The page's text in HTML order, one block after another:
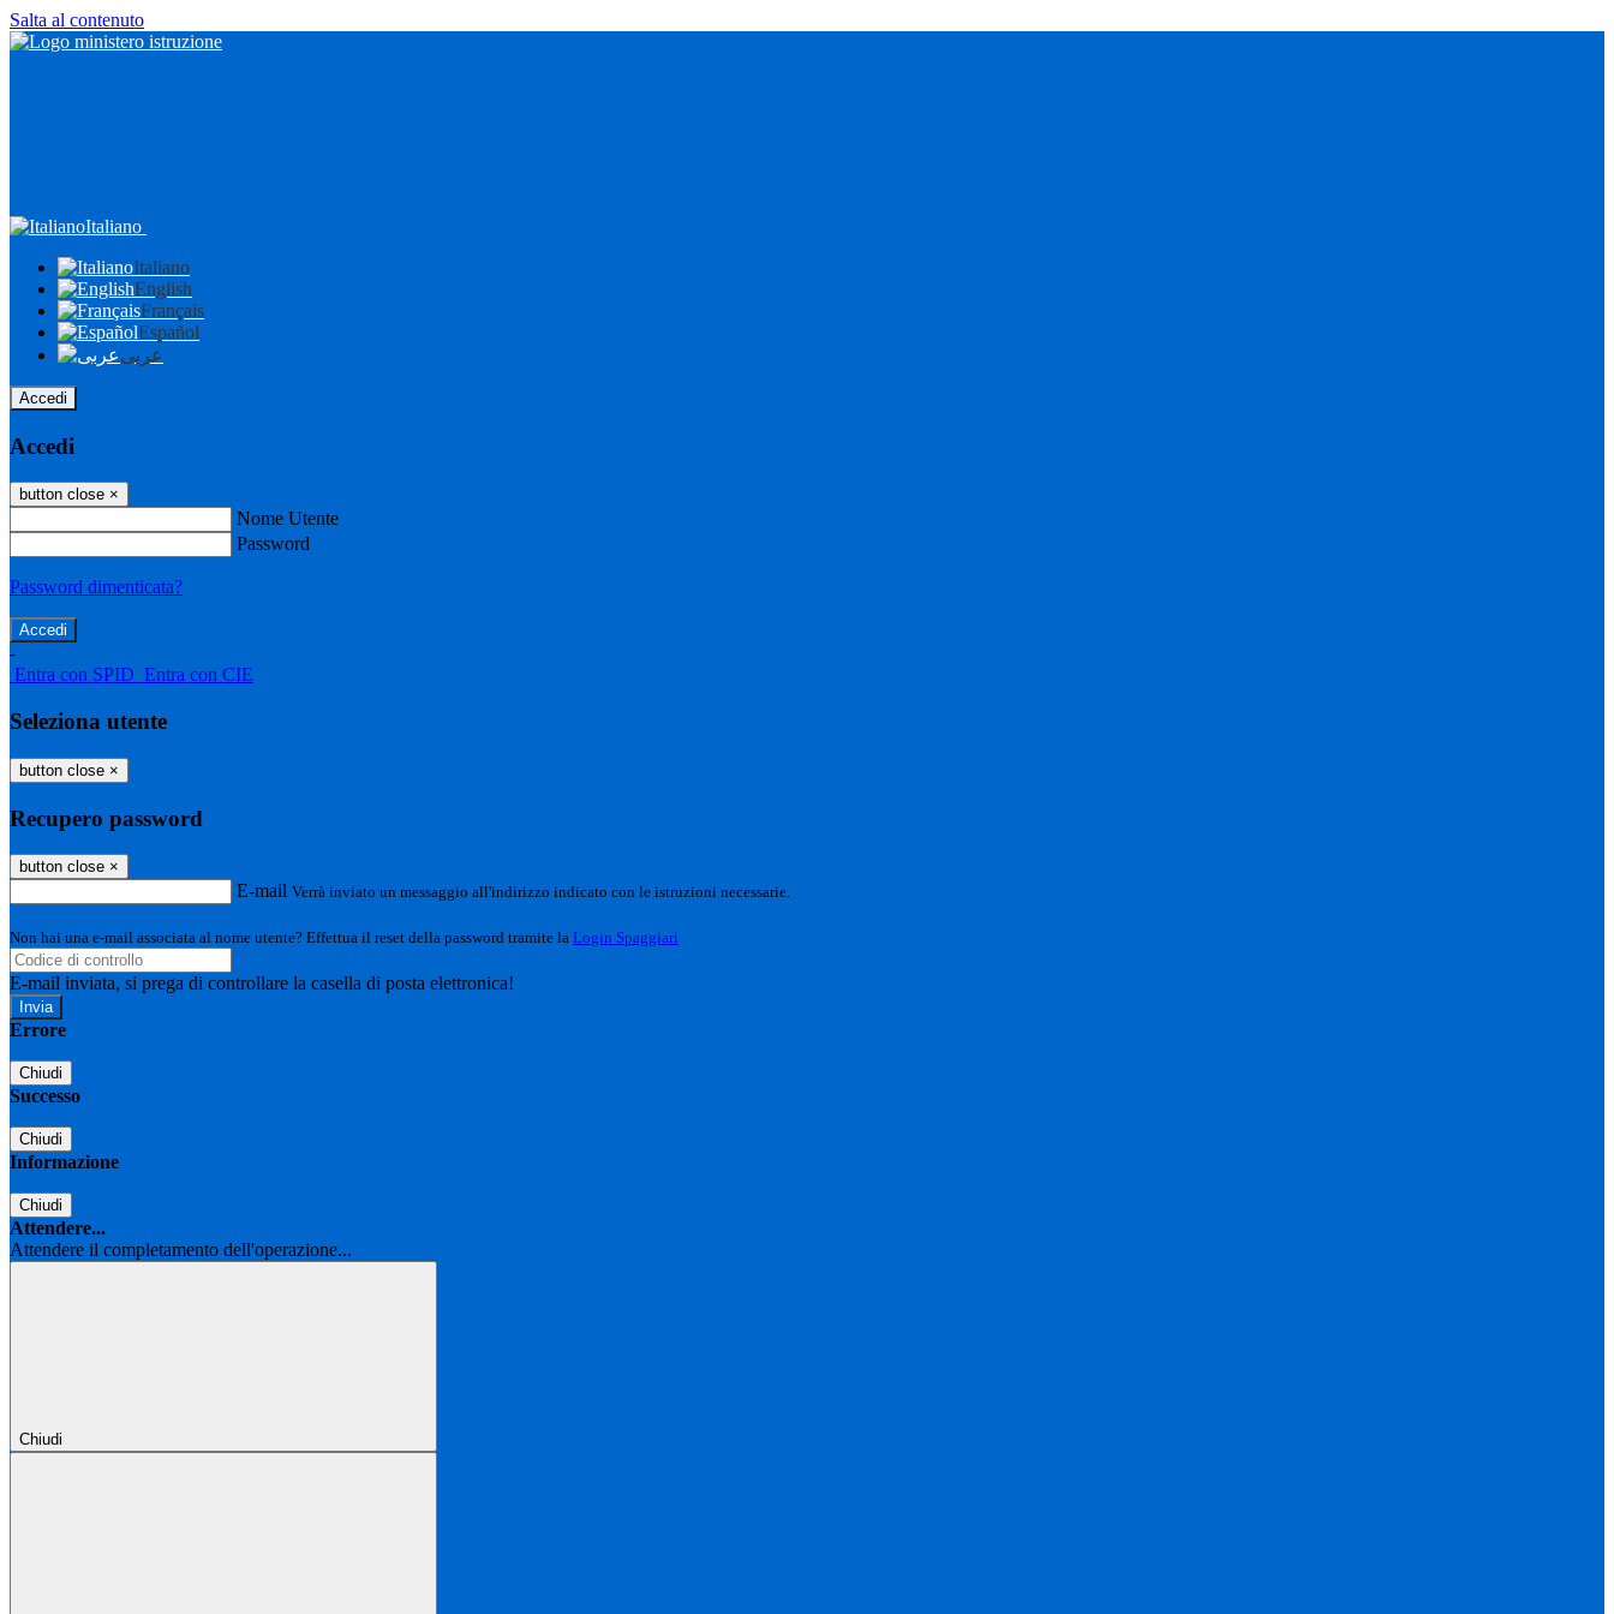
Salta al contenuto
Italiano
Italiano
English
Français
Español
عربى
Accedi
Accedi
button close ×
Nome Utente
Password
Password dimenticata?
-
Entra con SPID Entra con CIE
Seleziona utente
button close ×
Recupero password
button close ×
E-mail Verrà inviato un messaggio all'indirizzo indicato con le istruzioni necessarie.
Non hai una e-mail associata al nome utente? Effettua il reset della password tramite la Login Spaggiari
E-mail inviata, si prega di controllare la casella di posta elettronica!
Errore
Chiudi
Successo
Chiudi
Informazione
Chiudi
Attendere...
Attendere il completamento dell'operazione...
Chiudi